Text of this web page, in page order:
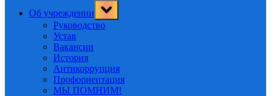
Об учреждении
Toggle
sub-
menu
Руководство
Устав
Вакансии
История
Антикоррупция
Профориентация
МЫ ПОМНИМ!